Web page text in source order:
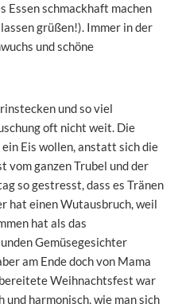
Essen schmackhaft machen
grüßen!). Immer in der
und schöne
und so viel
oft nicht weit. Die
Eis wollen, anstatt sich die
vom ganzen Trubel und der
so gestresst, dass es Tränen
hat einen Wutausbruch, weil
hat als das
Gemüsegesichter
am Ende doch von Mama
Weihnachtsfest war
harmonisch, wie man sich